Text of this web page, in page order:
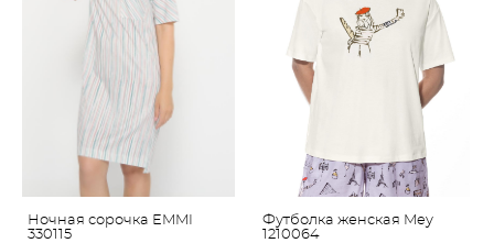
Ночная сорочка EMMI
330115
Футболка женская Mey
1210064